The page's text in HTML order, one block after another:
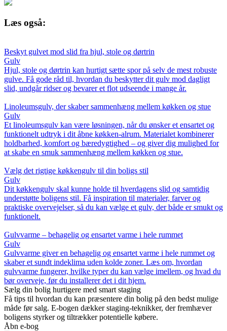
Læs også:
Beskyt gulvet mod slid fra hjul, stole og dørtrin
Gulv
Hjul, stole og dørtrin kan hurtigt sætte spor på selv de mest robuste
gulve. Få gode råd til, hvordan du beskytter dit gulv mod dagligt
slid, undgår ridser og bevarer et flot udseende i mange år.
Linoleumsgulv, der skaber sammenhæng mellem køkken og stue
Gulv
Et linoleumsgulv kan være løsningen, når du ønsker et ensartet og
funktionelt udtryk i dit åbne køkken-alrum. Materialet kombinerer
holdbarhed, komfort og bæredygtighed – og giver dig mulighed for
at skabe en smuk sammenhæng mellem køkken og stue.
Vælg det rigtige køkkengulv til din boligs stil
Gulv
Dit køkkengulv skal kunne holde til hverdagens slid og samtidig
understøtte boligens stil. Få inspiration til materialer, farver og
praktiske overvejelser, så du kan vælge et gulv, der både er smukt og
funktionelt.
Gulvvarme – behagelig og ensartet varme i hele rummet
Gulv
Gulvvarme giver en behagelig og ensartet varme i hele rummet og
skaber et sundt indeklima uden kolde zoner. Læs om, hvordan
gulvvarme fungerer, hvilke typer du kan vælge imellem, og hvad du
bør overveje, før du installerer det i dit hjem.
Sælg din bolig hurtigere med smart staging
Få tips til hvordan du kan præsentere din bolig på den bedst mulige
måde før salg. E-bogen dækker staging-teknikker, der fremhæver
boligens styrker og tiltrækker potentielle købere.
Åbn e-bog